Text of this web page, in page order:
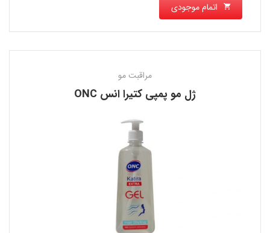
اتمام موجودی
مراقبت مو
ژل مو پمپي كتيرا انس ONC